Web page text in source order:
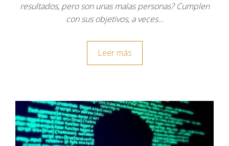
resultados, pero son unas malas personas? Cumplen
con sus objetivos, a veces…
Leer más